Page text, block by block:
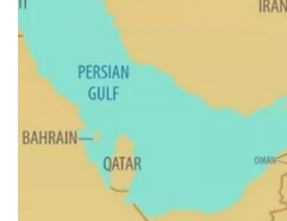
Thể thao
Bóng đá
Lịch thi đấu bóng đá
Thế giới thể thao
eSports
Hậu trường